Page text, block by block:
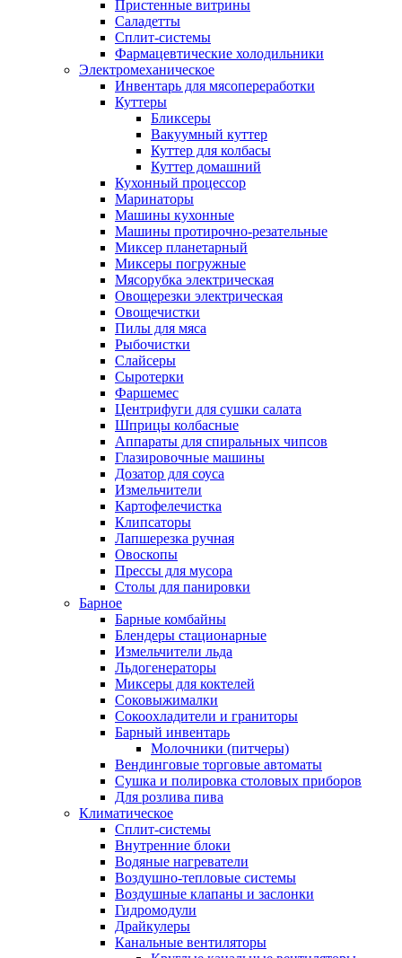
Пристенные витрины
Саладетты
Сплит-системы
Фармацевтические холодильники
Электромеханическое
Инвентарь для мясопереработки
Куттеры
Бликсеры
Вакуумный куттер
Куттер для колбасы
Куттер домашний
Кухонный процессор
Маринаторы
Машины кухонные
Машины протирочно-резательные
Миксер планетарный
Миксеры погружные
Мясорубка электрическая
Овощерезки электрическая
Овощечистки
Пилы для мяса
Рыбочистки
Слайсеры
Сыротерки
Фаршемес
Центрифуги для сушки салата
Шприцы колбасные
Аппараты для спиральных чипсов
Глазировочные машины
Дозатор для соуса
Измельчители
Картофелечистка
Клипсаторы
Лапшерезка ручная
Овоскопы
Прессы для мусора
Столы для панировки
Барное
Барные комбайны
Блендеры стационарные
Измельчители льда
Льдогенераторы
Миксеры для коктелей
Соковыжималки
Сокоохладители и граниторы
Барный инвентарь
Молочники (питчеры)
Вендинговые торговые автоматы
Сушка и полировка столовых приборов
Для розлива пива
Климатическое
Сплит-системы
Внутренние блоки
Водяные нагреватели
Воздушно-тепловые системы
Воздушные клапаны и заслонки
Гидромодули
Драйкулеры
Канальные вентиляторы